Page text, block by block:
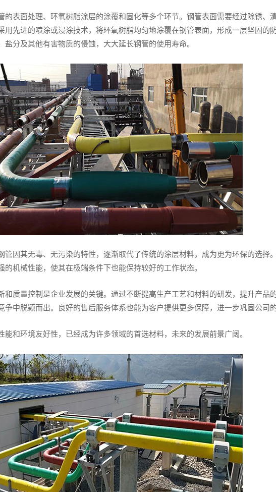
的表面处理、环氧树脂涂层的涂覆和固化等多个环节。钢管表面需要经过除锈、
用先进的喷涂或浸涂技术，将环氧树脂均匀地涂覆在钢管表面，形成一层坚固的
分及其他有害物质的侵蚀，大大延长钢管的使用寿命。
管因其无毒、无污染的特性，逐渐取代了传统的涂层材料，成为更为环保的选择
机械性能，使其在极端条件下也能保持较好的工作状态。
和质量控制是企业发展的关键。通过不断提高生产工艺和材料的研发，提升产品
争中脱颖而出。良好的售后服务体系也能为客户提供更多保障，进一步巩固公司
和环境友好性，已经成为许多领域的首选材料，未来的发展前景广阔。